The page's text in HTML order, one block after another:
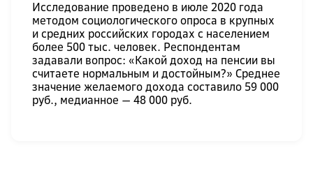
Исследование проведено в июле 2020 года
методом социологического опроса в крупных
и средних российских городах с населением
более 500 тыс. человек. Респондентам
задавали вопрос: «Какой доход на пенсии вы
считаете нормальным и достойным?» Среднее
значение желаемого дохода составило 59 000
руб., медианное — 48 000 руб.